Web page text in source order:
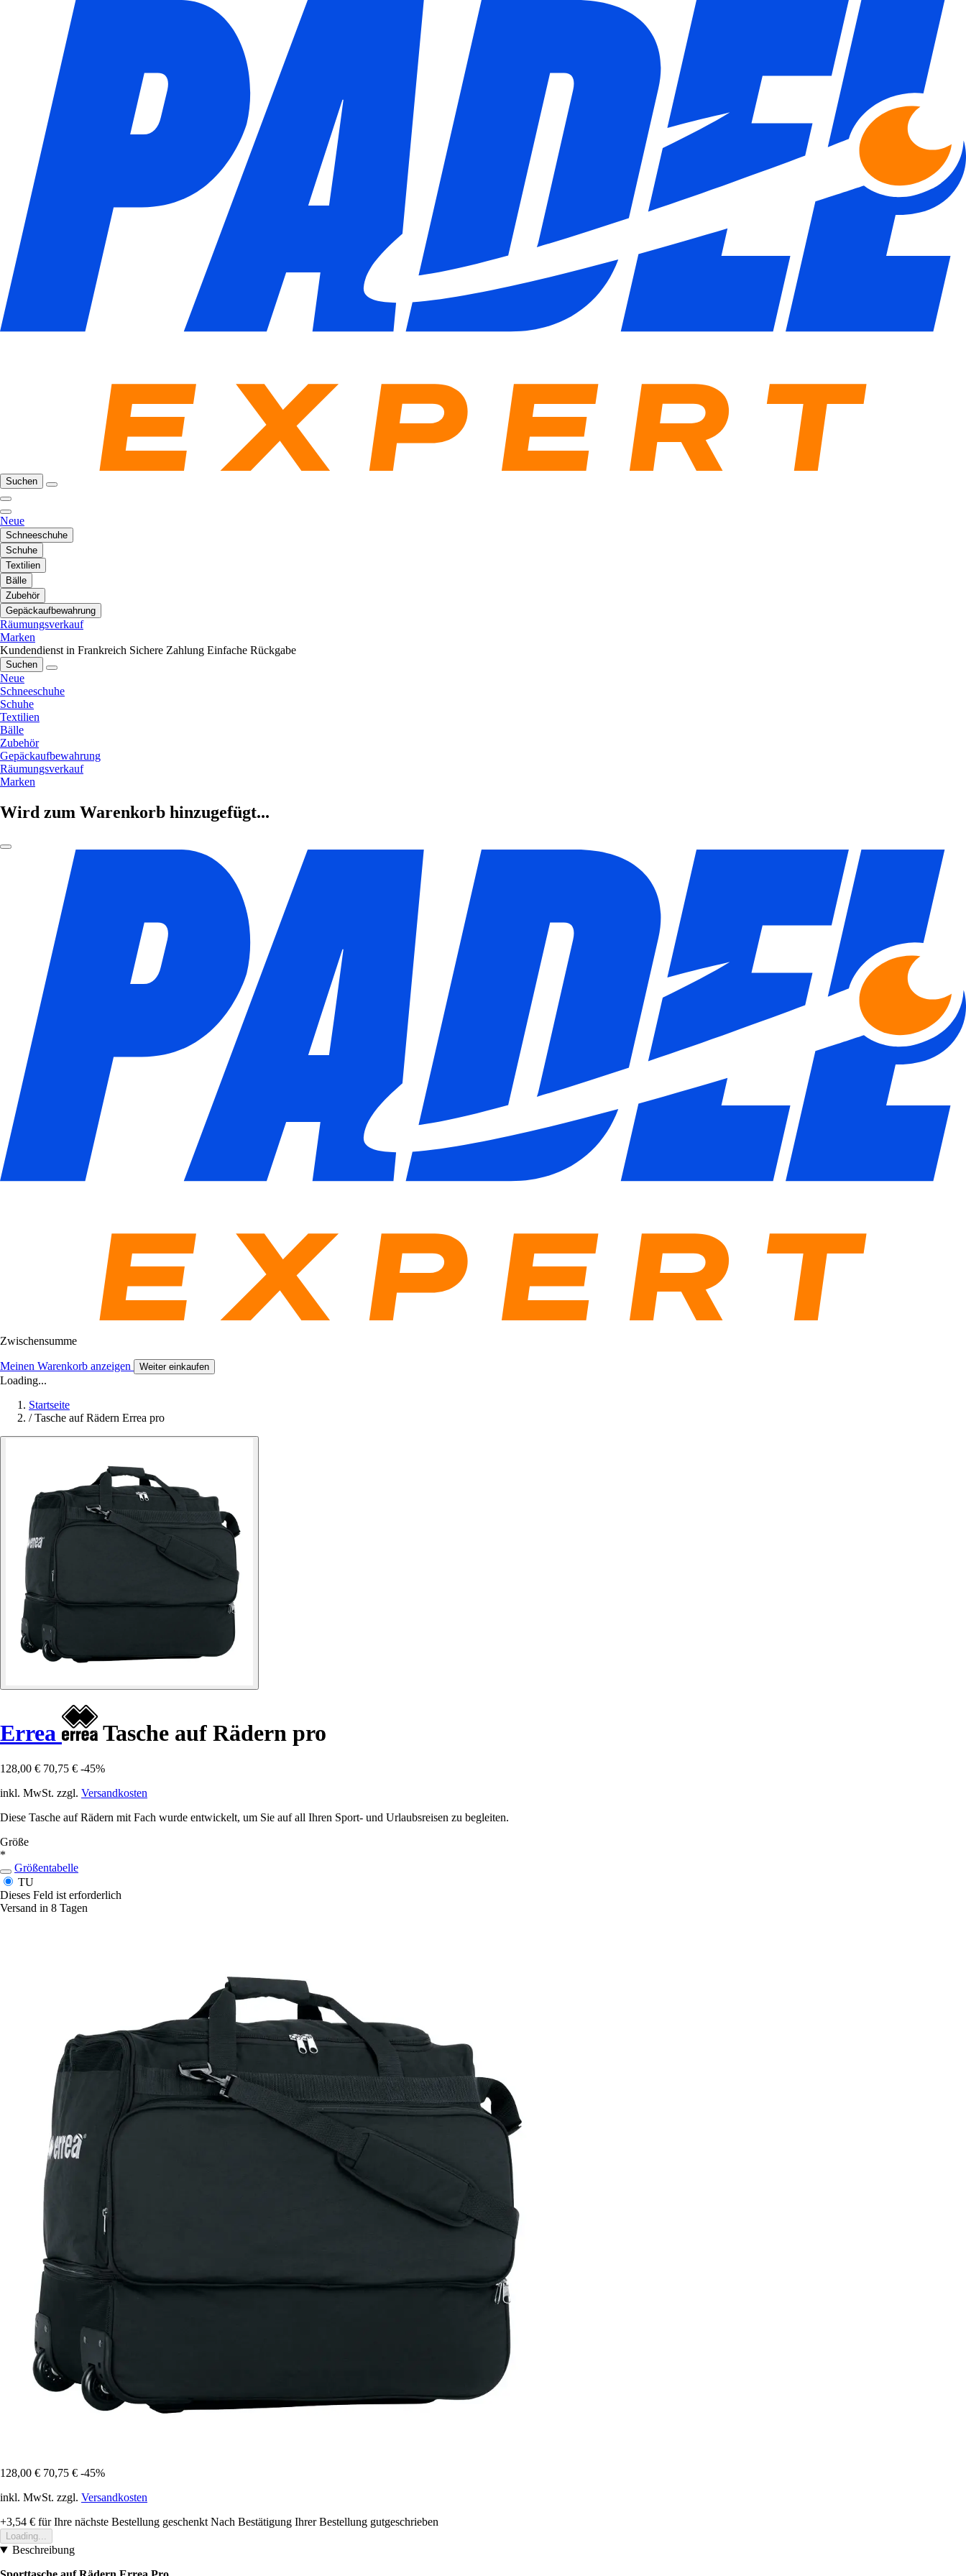
Suchen
Neue
Schneeschuhe
Schuhe
Textilien
Bälle
Zubehör
Gepäckaufbewahrung
Räumungsverkauf
Marken
Kundendienst in Frankreich Sichere Zahlung Einfache Rückgabe
Suchen
Neue
Schneeschuhe
Schuhe
Textilien
Bälle
Zubehör
Gepäckaufbewahrung
Räumungsverkauf
Marken
Wird zum Warenkorb hinzugefügt...
Zwischensumme
Meinen Warenkorb anzeigen Weiter einkaufen
Loading...
Startseite
/ Tasche auf Rädern Errea pro
Errea Tasche auf Rädern pro
128,00 € 70,75 € -45%
inkl. MwSt. zzgl. Versandkosten
Diese Tasche auf Rädern mit Fach wurde entwickelt, um Sie auf all Ihren Sport- und Urlaubsreisen zu begleiten.
Größe
*
Größentabelle
TU
Dieses Feld ist erforderlich
Versand in 8 Tagen
128,00 € 70,75 € -45%
inkl. MwSt. zzgl. Versandkosten
+3,54 € für Ihre nächste Bestellung geschenkt Nach Bestätigung Ihrer Bestellung gutgeschrieben
Loading...
Beschreibung